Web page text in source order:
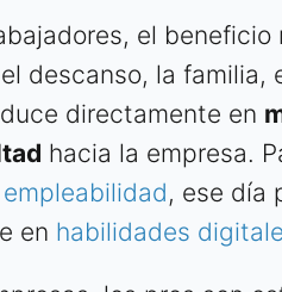
el
descanso, la familia,
directamente en
hacia la empresa.
, ese día
en habilidades